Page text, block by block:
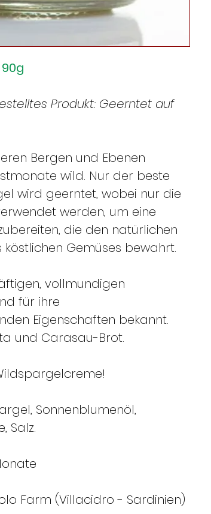
Produkt: Geerntet auf
Bergen und Ebenen
wild. Nur der beste
wird geerntet, wobei nur die
werden, um eine
die den natürlichen
Gemüses bewahrt.
vollmundigen
für ihre
Eigenschaften bekannt.
und Carasau-Brot.
Sonnenblumenöl,
Salz.
Farm (Villacidro - Sardinien)